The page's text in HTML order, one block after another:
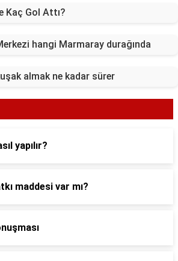
Kaç Gol Attı?
hangi Marmaray durağında
almak ne kadar sürer
yapılır?
maddesi var mı?